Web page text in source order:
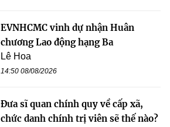
EVNHCMC vinh dự nhận Huân
chương Lao động hạng Ba
Lê Hoa
14:50 08/08/2026
Đưa sĩ quan chính quy về cấp xã,
chức danh chính trị viên sẽ thế nào?